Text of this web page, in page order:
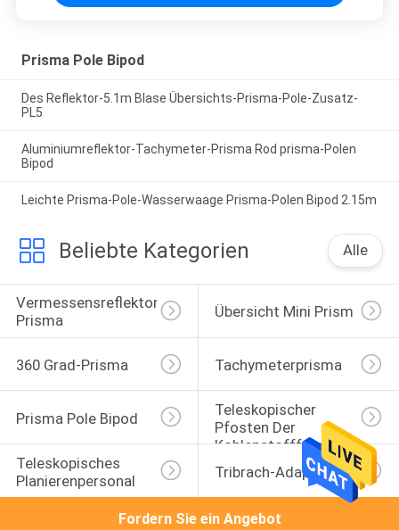
Prisma Pole Bipod
Des Reflektor-5.1m Blase Übersichts-Prisma-Pole-Zusatz-
PL5
Aluminiumreflektor-Tachymeter-Prisma Rod prisma-Polen
Bipod
Leichte Prisma-Pole-Wasserwaage Prisma-Polen Bipod 2.15m
Beliebte Kategorien Alle
Vermessensreflektor-
Prisma
Übersicht Mini Prism
360 Grad-Prisma Tachymeterprisma
Prisma Pole Bipod
Teleskopischer
Pfosten Der
Kohlenstofffaser
Teleskopisches
Planierenpersonal
Tribrach-Adapter
Fordern Sie ein Angebot